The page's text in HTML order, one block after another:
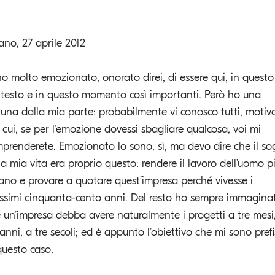
27 aprile 2012
molto emozionato, onorato direi, di essere qui, in questo
e in questo momento così importanti. Però ho una
dalla mia parte: probabilmente vi conosco tutti,
se per l’emozione dovessi sbagliare qualcosa, voi mi
Emozionato lo sono, sì, ma devo dire che il
mia vita era proprio questo: rendere il lavoro dell’uomo
e provare a quotare quest’impresa perché vivesse i
cinquanta-cento anni. Del resto ho sempre
un’impresa debba avere naturalmente i progetti a tre
a tre secoli; ed è appunto l’obiettivo che mi sono
caso.